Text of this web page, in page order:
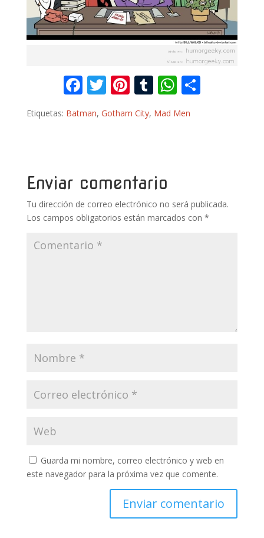
F
e
o
k
T
w
itt
Pi
nt
er
T
u
m
W
h
at
p r
Etiquetas: Batman, Gotham City, Mad Men
Enviar comentario
Tu dirección de correo electrónico no será publicada.
Los campos obligatorios están marcados con *
Guarda mi nombre, correo electrónico y web en
este navegador para la próxima vez que comente.